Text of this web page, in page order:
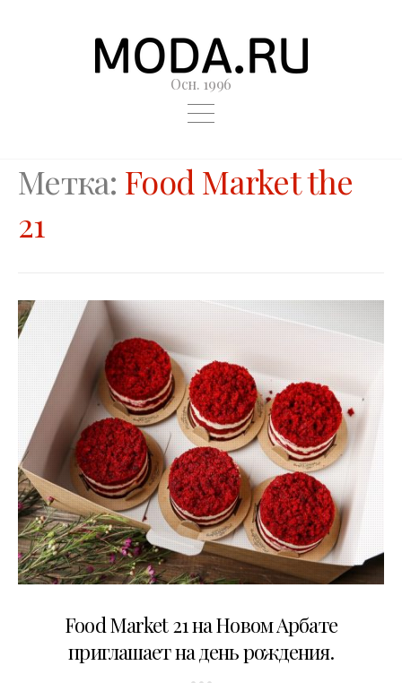
Осн. 1996
Метка: Food Market the
21
Food Market 21 на Новом Арбате
приглашает на день рождения.